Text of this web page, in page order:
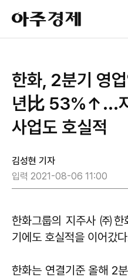
아
주
경
한화, 2분기 영
년比 53%↑...자
사업도 호실적
김성현 기자
입력 2021-08-06 11:00
한화그룹의 지주사 ㈜한
기에도 호실적을 이어갔
한화는 연결기준 올해 2